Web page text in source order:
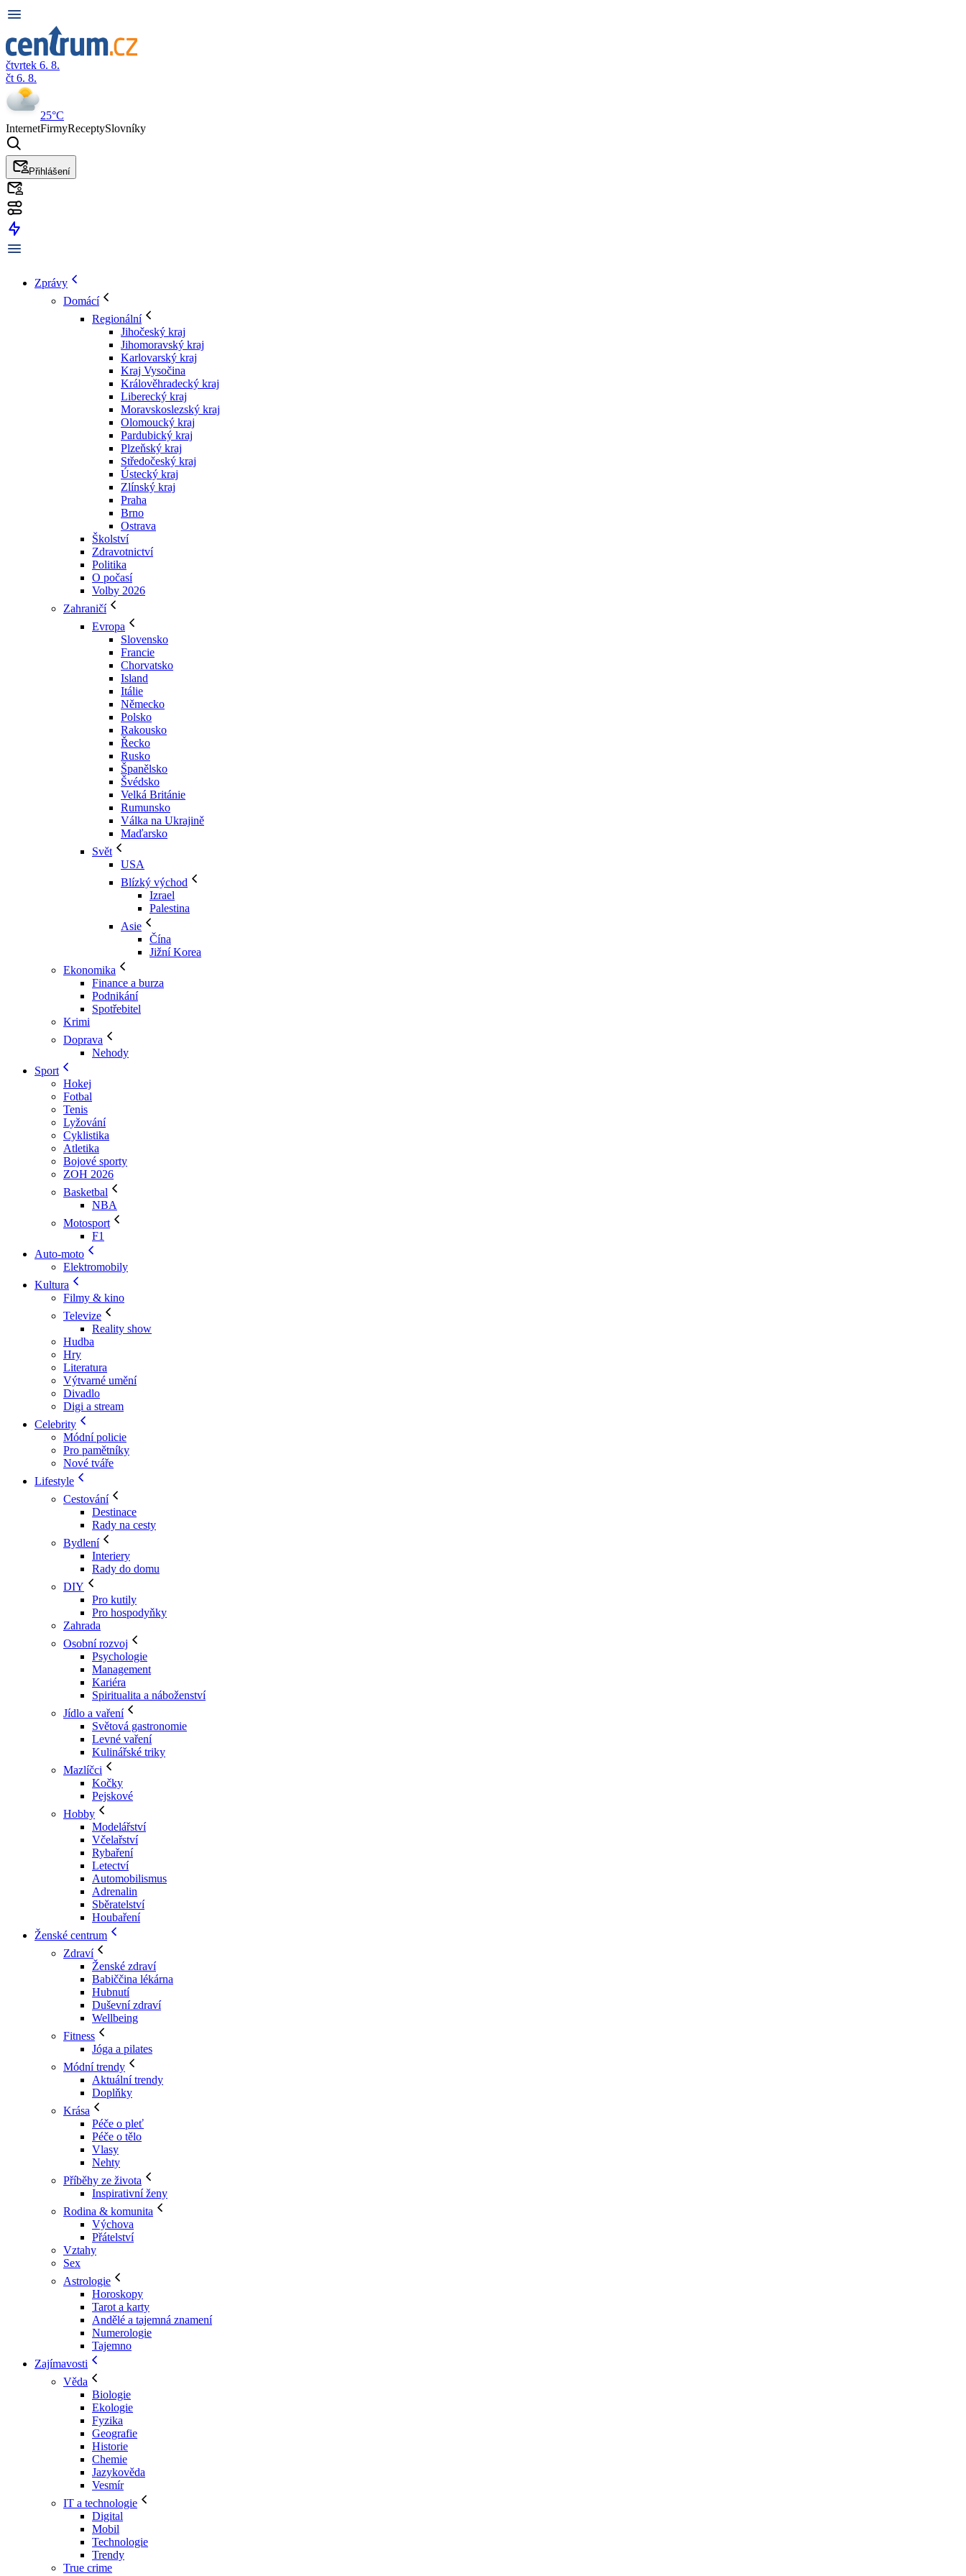
čtvrtek 6. 8.
čt 6. 8.
25°C
InternetFirmyReceptySlovníky
Přihlášení
Zprávy
Domácí
Regionální
Jihočeský kraj
Jihomoravský kraj
Karlovarský kraj
Kraj Vysočina
Králověhradecký kraj
Liberecký kraj
Moravskoslezský kraj
Olomoucký kraj
Pardubický kraj
Plzeňský kraj
Středočeský kraj
Ústecký kraj
Zlínský kraj
Praha
Brno
Ostrava
Školství
Zdravotnictví
Politika
O počasí
Volby 2026
Zahraničí
Evropa
Slovensko
Francie
Chorvatsko
Island
Itálie
Německo
Polsko
Rakousko
Řecko
Rusko
Španělsko
Švédsko
Velká Británie
Rumunsko
Válka na Ukrajině
Maďarsko
Svět
USA
Blízký východ
Izrael
Palestina
Asie
Čína
Jižní Korea
Ekonomika
Finance a burza
Podnikání
Spotřebitel
Krimi
Doprava
Nehody
Sport
Hokej
Fotbal
Tenis
Lyžování
Cyklistika
Atletika
Bojové sporty
ZOH 2026
Basketbal
NBA
Motosport
F1
Auto-moto
Elektromobily
Kultura
Filmy & kino
Televize
Reality show
Hudba
Hry
Literatura
Výtvarné umění
Divadlo
Digi a stream
Celebrity
Módní policie
Pro pamětníky
Nové tváře
Lifestyle
Cestování
Destinace
Rady na cesty
Bydlení
Interiery
Rady do domu
DIY
Pro kutily
Pro hospodyňky
Zahrada
Osobní rozvoj
Psychologie
Management
Kariéra
Spiritualita a náboženství
Jídlo a vaření
Světová gastronomie
Levné vaření
Kulinářské triky
Mazlíčci
Kočky
Pejskové
Hobby
Modelářství
Včelařství
Rybaření
Letectví
Automobilismus
Adrenalin
Sběratelství
Houbaření
Ženské centrum
Zdraví
Ženské zdraví
Babiččina lékárna
Hubnutí
Duševní zdraví
Wellbeing
Fitness
Jóga a pilates
Módní trendy
Aktuální trendy
Doplňky
Krása
Péče o pleť
Péče o tělo
Vlasy
Nehty
Příběhy ze života
Inspirativní ženy
Rodina & komunita
Výchova
Přátelství
Vztahy
Sex
Astrologie
Horoskopy
Tarot a karty
Andělé a tajemná znamení
Numerologie
Tajemno
Zajímavosti
Věda
Biologie
Ekologie
Fyzika
Geografie
Historie
Chemie
Jazykověda
Vesmír
IT a technologie
Digital
Mobil
Technologie
Trendy
True crime